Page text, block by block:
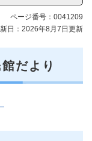
ページ番号：0041209
日：2026年8月7日更新
だより